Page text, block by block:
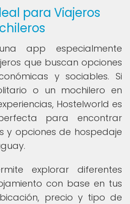
para Viajeros
app especialmente
que buscan opciones
y sociables. Si
o un mochilero en
Hostelworld es
para encontrar
y opciones de hospedaje
explorar diferentes
con base en tus
precio y tipo de